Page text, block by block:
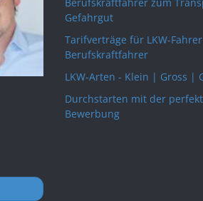
Gefahrgut
Tarifverträge für LKW-
Berufskraftfahrer
LKW-Arten - Klein | Gross |
Durchstarten mit der
Bewerbung